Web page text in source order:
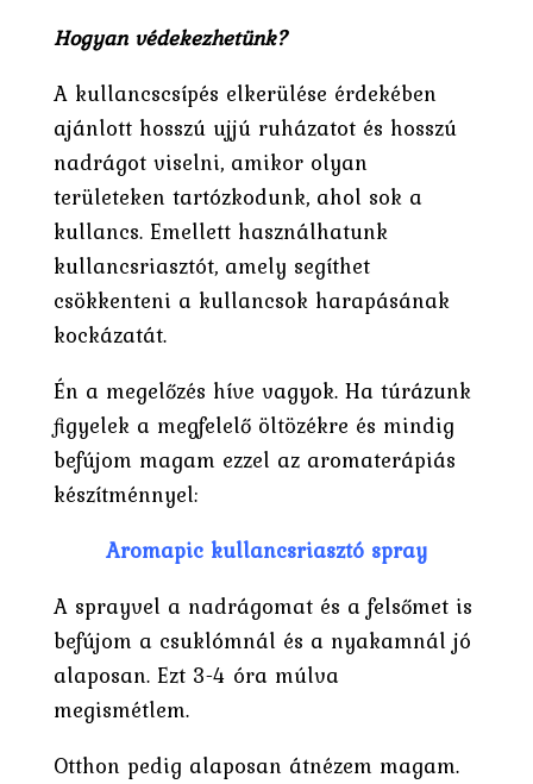
Hogyan védekezhetünk?
A kullancscsípés elkerülése érdekében
ajánlott hosszú ujjú ruházatot és hosszú
nadrágot viselni, amikor olyan
területeken tartózkodunk, ahol sok a
kullancs. Emellett használhatunk
kullancsriasztót, amely segíthet
csökkenteni a kullancsok harapásának
kockázatát.
Én a megelőzés híve vagyok. Ha túrázunk
figyelek a megfelelő öltözékre és mindig
befújom magam ezzel az aromaterápiás
készítménnyel:
Aromapic kullancsriasztó spray
A sprayvel a nadrágomat és a felsőmet is
befújom a csuklómnál és a nyakamnál jó
alaposan. Ezt 3-4 óra múlva
megismétlem.
Otthon pedig alaposan átnézem magam.